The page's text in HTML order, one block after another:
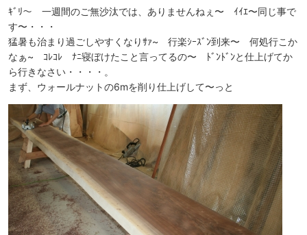
ｷﾞﾘ〜 一週間のご無沙汰では、ありませんねぇ〜 ｲｲｴ〜同じ事で
す〜・・・
猛暑も治まり過ごしやすくなりｻｧ~ 行楽ｼｰｽﾞﾝ到来〜 何処行こか
なぁ~ ｺﾚｺﾚ ﾅﾆ寝ぼけたこと言ってるの〜 ﾄﾞﾝﾄﾞﾝと仕上げてか
ら行きなさい・・・・。
まず、ウォールナットの6mを削り仕上げして〜っと